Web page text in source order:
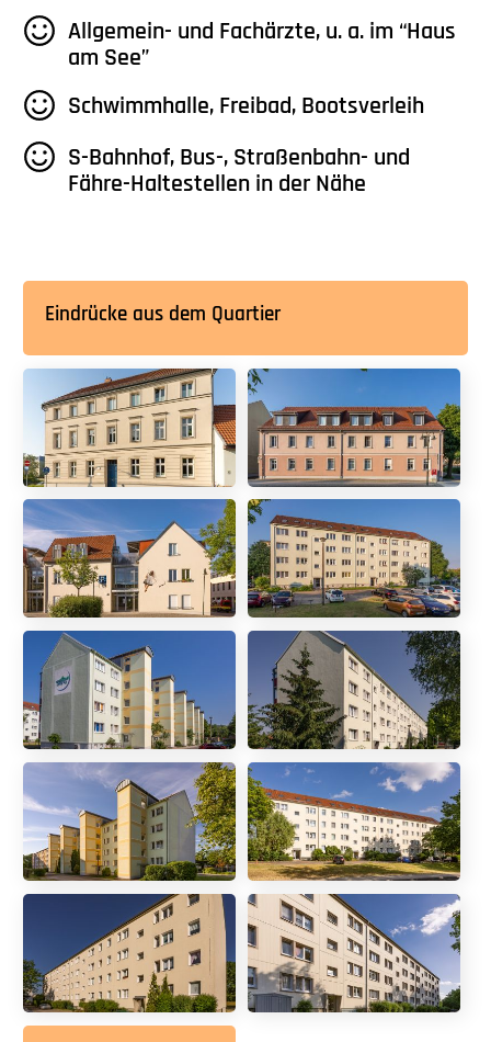
Allgemein- und Fachärzte, u. a. im “Haus
am See”
Schwimmhalle, Freibad, Bootsverleih
S-Bahnhof, Bus-, Straßenbahn- und
Fähre-Haltestellen in der Nähe
Eindrücke aus dem Quartier